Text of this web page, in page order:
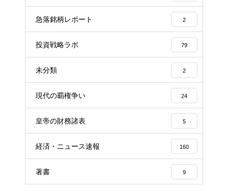
急落銘柄レポート 2
投資戦略ラボ 79
未分類 2
現代の覇権争い 24
皇帝の財務諸表 5
経済・ニュース速報 160
著書 9